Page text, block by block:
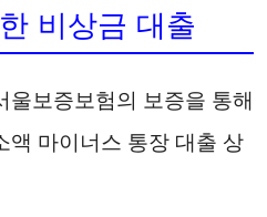
비상금 대출
울보증보험의 보증을 통해
액 마이너스 통장 대출 상